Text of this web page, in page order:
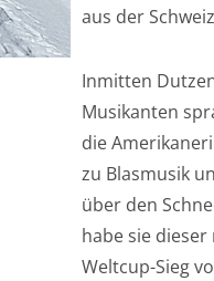
aus der
Inmitten
Musikanten
die
zu Blasmusik
über den
habe sie dieser
Weltcup-Sieg